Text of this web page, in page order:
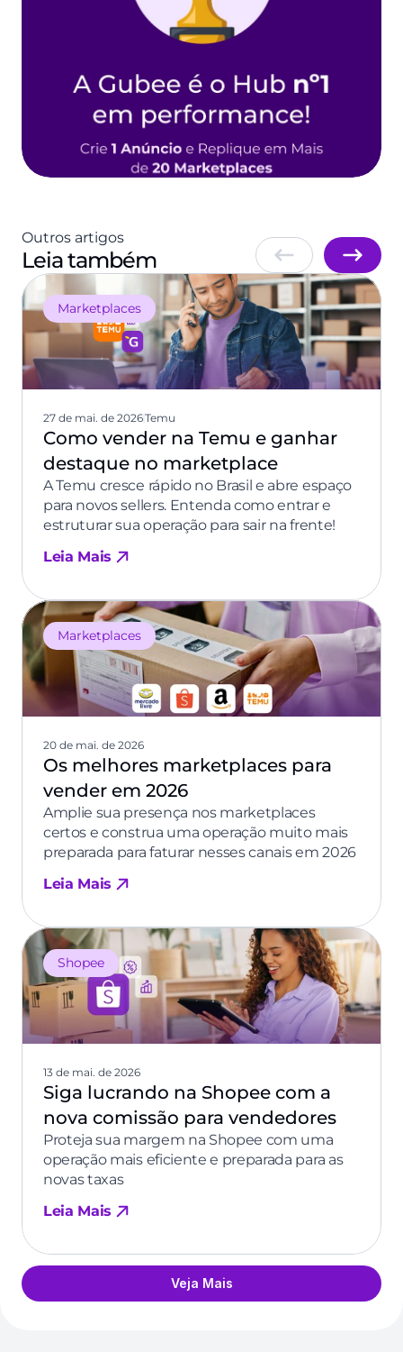
Outros artigos
Leia também
Marketplaces
27 de mai. de 2026Temu
Como vender na Temu e ganhar
destaque no marketplace
A Temu cresce rápido no Brasil e abre espaço
para novos sellers. Entenda como entrar e
estruturar sua operação para sair na frente!
Leia Mais
Marketplaces
20 de mai. de 2026
Os melhores marketplaces para
vender em 2026
Amplie sua presença nos marketplaces
certos e construa uma operação muito mais
preparada para faturar nesses canais em 2026
Leia Mais
Shopee
13 de mai. de 2026
Siga lucrando na Shopee com a
nova comissão para vendedores
Proteja sua margem na Shopee com uma
operação mais eficiente e preparada para as
novas taxas
Leia Mais
Veja Mais